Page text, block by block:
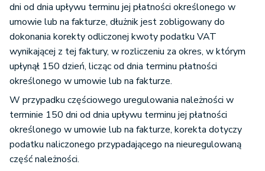
dni od dnia upływu terminu jej płatności określonego w
umowie lub na fakturze, dłużnik jest zobligowany do
dokonania korekty odliczonej kwoty podatku VAT
wynikającej z tej faktury, w rozliczeniu za okres, w którym
upłynął 150 dzień, licząc od dnia terminu płatności
określonego w umowie lub na fakturze.
W przypadku częściowego uregulowania należności w
terminie 150 dni od dnia upływu terminu jej płatności
określonego w umowie lub na fakturze, korekta dotyczy
podatku naliczonego przypadającego na nieuregulowaną
część należności.